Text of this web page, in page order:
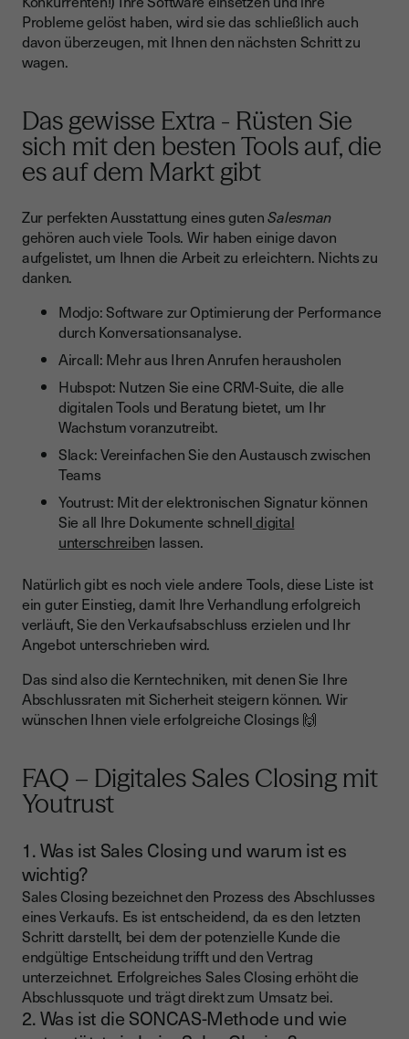
Probleme gelöst haben, wird sie das schließlich auch
davon überzeugen, mit Ihnen den nächsten Schritt zu
wagen.
Das gewisse Extra - Rüsten Sie
sich mit den besten Tools auf, die
es auf dem Markt gibt
Zur perfekten Ausstattung eines gutenSalesman
gehören auch viele Tools. Wir haben einige davon
aufgelistet, um Ihnen die Arbeit zu erleichtern. Nichts zu
danken.
Modjo: Software zur Optimierung der Performance
durch Konversationsanalyse.
Aircall: Mehr aus Ihren Anrufen herausholen
Hubspot: Nutzen Sie eine CRM-Suite, die alle
digitalen Tools und Beratung bietet, um Ihr
Wachstum voranzutreibt.
Slack: Vereinfachen Sie den Austausch zwischen
Teams
Youtrust: Mit der elektronischen Signatur können
Sie all Ihre Dokumente schnelldigital
unterschreiben lassen.
Natürlich gibt es noch viele andere Tools, diese Liste ist
ein guter Einstieg, damit Ihre Verhandlung erfolgreich
verläuft, Sie den Verkaufsabschluss erzielen und Ihr
Angebot unterschrieben wird.
Das sind also die Kerntechniken, mit denen Sie Ihre
Abschlussraten mit Sicherheit steigern können. Wir
wünschen Ihnen viele erfolgreiche Closings 🙌
FAQ – Digitales Sales Closing mit
Youtrust
1. Was ist Sales Closing und warum ist es
wichtig?
Sales Closing bezeichnet den Prozess des Abschlusses
eines Verkaufs. Es ist entscheidend, da es den letzten
Schritt darstellt, bei dem der potenzielle Kunde die
endgültige Entscheidung trifft und den Vertrag
unterzeichnet. Erfolgreiches Sales Closing erhöht die
Abschlussquote und trägt direkt zum Umsatz bei.
2. Was ist die SONCAS-Methode und wie